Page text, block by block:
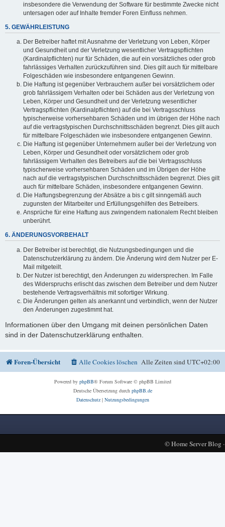
insbesondere die Verwendung der Software für bestimmte Zwecke nicht
untersagen oder auf Inhalte fremder Foren Einfluss nehmen.
5. GEWÄHRLEISTUNG
Der Betreiber haftet mit Ausnahme der Verletzung von Leben, Körper
und Gesundheit und der Verletzung wesentlicher Vertragspflichten
(Kardinalpflichten) nur für Schäden, die auf ein vorsätzliches oder grob
fahrlässiges Verhalten zurückzuführen sind. Dies gilt auch für mittelbare
Folgeschäden wie insbesondere entgangenen Gewinn.
Die Haftung ist gegenüber Verbrauchern außer bei vorsätzlichem oder
grob fahrlässigem Verhalten oder bei Schäden aus der Verletzung von
Leben, Körper und Gesundheit und der Verletzung wesentlicher
Vertragspflichten (Kardinalpflichten) auf die bei Vertragsschluss
typischerweise vorhersehbaren Schäden und im übrigen der Höhe nach
auf die vertragstypischen Durchschnittsschäden begrenzt. Dies gilt auch
für mittelbare Folgeschäden wie insbesondere entgangenen Gewinn.
Die Haftung ist gegenüber Unternehmern außer bei der Verletzung von
Leben, Körper und Gesundheit oder vorsätzlichem oder grob
fahrlässigem Verhalten des Betreibers auf die bei Vertragsschluss
typischerweise vorhersehbaren Schäden und im Übrigen der Höhe
nach auf die vertragstypischen Durchschnittsschäden begrenzt. Dies gilt
auch für mittelbare Schäden, insbesondere entgangenen Gewinn.
Die Haftungsbegrenzung der Absätze a bis c gilt sinngemäß auch
zugunsten der Mitarbeiter und Erfüllungsgehilfen des Betreibers.
Ansprüche für eine Haftung aus zwingendem nationalem Recht bleiben
unberührt.
6. ÄNDERUNGSVORBEHALT
Der Betreiber ist berechtigt, die Nutzungsbedingungen und die
Datenschutzerklärung zu ändern. Die Änderung wird dem Nutzer per E-
Mail mitgeteilt.
Der Nutzer ist berechtigt, den Änderungen zu widersprechen. Im Falle
des Widerspruchs erlischt das zwischen dem Betreiber und dem Nutzer
bestehende Vertragsverhältnis mit sofortiger Wirkung.
Die Änderungen gelten als anerkannt und verbindlich, wenn der Nutzer
den Änderungen zugestimmt hat.
Informationen über den Umgang mit deinen persönlichen Daten
sind in der Datenschutzerklärung enthalten.
Foren-Übersicht Alle Zeiten sindUTC+02:00
Alle Cookies löschen
Powered by phpBB® Forum Software © phpBB Limited
Deutsche Übersetzung durch phpBB.de
Datenschutz| Nutzungsbedingungen
©Home Server Blog